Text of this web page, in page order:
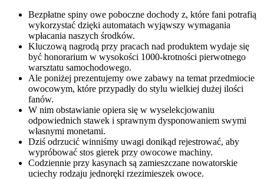
Bezpłatne spiny owe poboczne dochody z, które fani potrafią
wykorzystać dzięki automatach wyjąwszy wymagania
wpłacania naszych środków.
Kluczową nagrodą przy pracach nad produktem wydaje się
być honorarium w wysokości 1000-krotności pierwotnego
warsztatu samochodowego.
Ale poniżej prezentujemy owe zabawy na temat przedmiocie
owocowym, które przypadły do stylu wielkiej dużej ilości
fanów.
W nim obstawianie opiera się w wyselekcjowaniu
odpowiednich stawek i sprawnym dysponowaniem swymi
własnymi monetami.
Dziś odrzucić winniśmy uwagi donikąd rejestrować, aby
wypróbować stos gierek przy owocowe machiny.
Codziennie przy kasynach są zamieszczane nowatorskie
uciechy rodzaju jednoręki rzezimieszek owoce.